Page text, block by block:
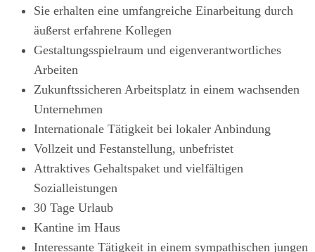
Sie erhalten eine umfangreiche Einarbeitung durch
äußerst erfahrene Kollegen
Gestaltungsspielraum und eigenverantwortliches
Arbeiten
Zukunftssicheren Arbeitsplatz in einem wachsenden
Unternehmen
Internationale Tätigkeit bei lokaler Anbindung
Vollzeit und Festanstellung, unbefristet
Attraktives Gehaltspaket und vielfältigen
Sozialleistungen
30 Tage Urlaub
Kantine im Haus
Interessante Tätigkeit in einem sympathischen jungen